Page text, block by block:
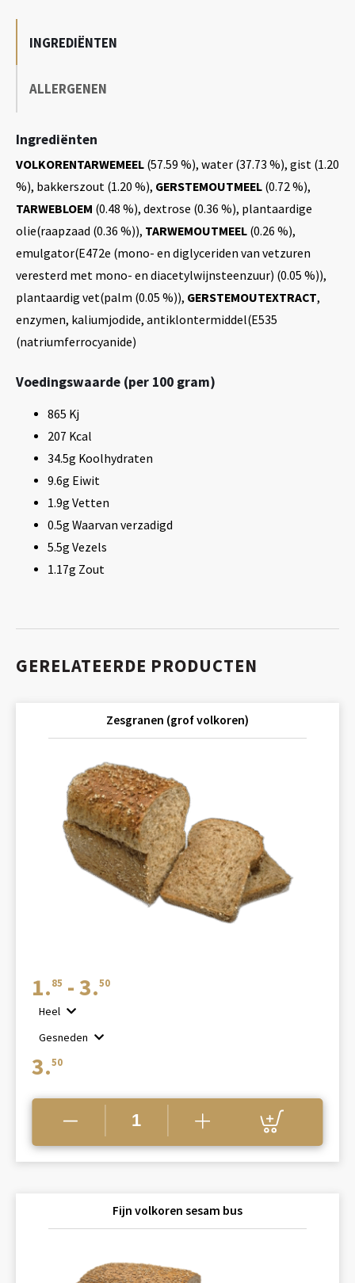
INGREDIËNTEN
ALLERGENEN
Ingrediënten
VOLKORENTARWEMEEL (57.59 %), water (37.73 %), gist (1.20
%), bakkerszout (1.20 %), GERSTEMOUTMEEL (0.72 %),
TARWEBLOEM (0.48 %), dextrose (0.36 %), plantaardige
olie(raapzaad (0.36 %)), TARWEMOUTMEEL (0.26 %),
emulgator(E472e (mono- en diglyceriden van vetzuren
veresterd met mono- en diacetylwijnsteenzuur) (0.05 %)),
plantaardig vet(palm (0.05 %)), GERSTEMOUTEXTRACT,
enzymen, kaliumjodide, antiklontermiddel(E535
(natriumferrocyanide)
Voedingswaarde (per 100 gram)
865 Kj
207 Kcal
34.5g Koolhydraten
9.6g Eiwit
1.9g Vetten
0.5g Waarvan verzadigd
5.5g Vezels
1.17g Zout
GERELATEERDE PRODUCTEN
Zesgranen (grof volkoren)
1. 85 -3.50Prijsklasse:
Heel
Gesneden
3.50
Fijn volkoren sesam bus